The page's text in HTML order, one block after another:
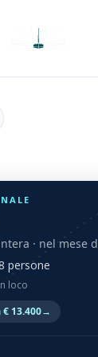
· nel mese
persone
loco
13.400→